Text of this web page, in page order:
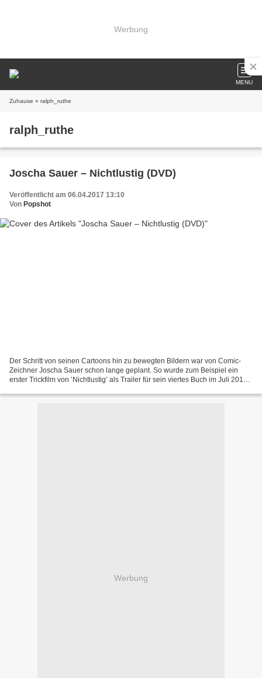
Werbung
MENU
Zuhause » ralph_ruthe
ralph_ruthe
Joscha Sauer – Nichtlustig (DVD)
Veröffentlicht am 06.04.2017 13:10
Von Popshot
Der Schritt von seinen Cartoons hin zu bewegten Bildern war von Comic-
Zeichner Joscha Sauer schon lange geplant. So wurde zum Beispiel ein
erster Trickfilm von ’Nichtlustig’ als Trailer für sein viertes Buch im Juli 2012
Werbung